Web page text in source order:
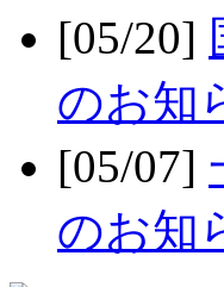
[05/20]
のお知
[05/07]
のお知